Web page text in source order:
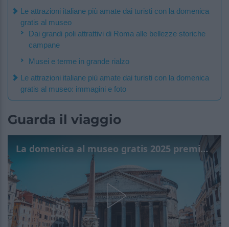
Le attrazioni italiane più amate dai turisti con la domenica
gratis al museo
Dai grandi poli attrattivi di Roma alle bellezze storiche
campane
Musei e terme in grande rialzo
Le attrazioni italiane più amate dai turisti con la domenica
gratis al museo: immagini e foto
Guarda il viaggio
La domenica al museo gratis 2025 premia le bellezze dell'Italia